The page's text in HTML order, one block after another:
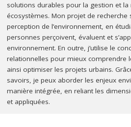
solutions durables pour la gestion et la
écosystèmes. Mon projet de recherche
perception de l’environnement, en
personnes perçoivent, évaluent et
environnement. En outre, j’utilise le
relationnelles pour mieux comprendre
ainsi optimiser les projets urbains.
savoirs, je peux aborder les enjeux
manière intégrée, en reliant les
et appliquées.